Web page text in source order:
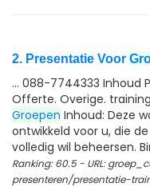
2. Presentatie Voor
... 088-7744333 Inhoud
Offerte. Overige.
Groepen Inhoud: Deze
ontwikkeld voor u, die
volledig wil beheersen.
Ranking: 60.5 - URL:
presenteren/presentatie-